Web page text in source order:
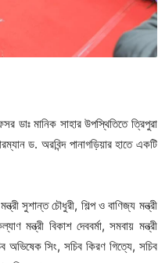
ডাঃ মানিক সাহার উপস্থিতিতে ত্রিপুরা
ড. অরবিন্দ পানাগড়িয়ার হাতে একটি
সুশান্ত চৌধুরী, শিল্প ও বাণিজ্য মন্ত্রী
মন্ত্রী বিকাশ দেববর্মা, সমবায় মন্ত্রী
অভিষেক সিং, সচিব কিরণ গিত্যে, সচিব